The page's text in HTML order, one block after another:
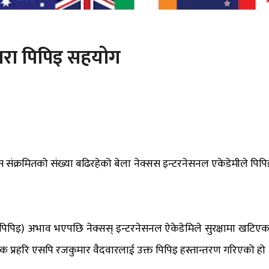
पिपिइ सहयोग
संक्रमितको संख्या बढिरहेको बेला नेक्सस इन्टरनेसनल एकेडेमीले
अभाव भएपछि नेक्सस् इन्टरनेसनल ऐकेडेमिले सुरक्षामा
प्रहरि एसपि रजकुमार वैदवारलाई उक्त पिपिइ हस्तान्तरण गरिएको हो